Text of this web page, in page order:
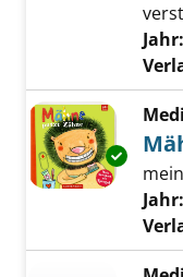
Jahr:
Jahr: